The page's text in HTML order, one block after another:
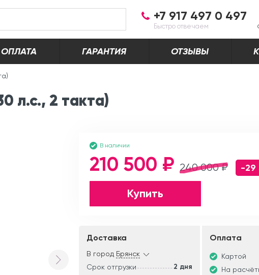
+7 917 497 0 497
Быстро отвечаем
ОПЛАТА ГАРАНТИЯ ОТЗЫВЫ
л.с., 2 такта)
В наличии
240 000 ₽
210 500 ₽ -29
Купить
Доставка
В город Брянск
Срок отгрузки
2 дня
Оплата
Картой
На